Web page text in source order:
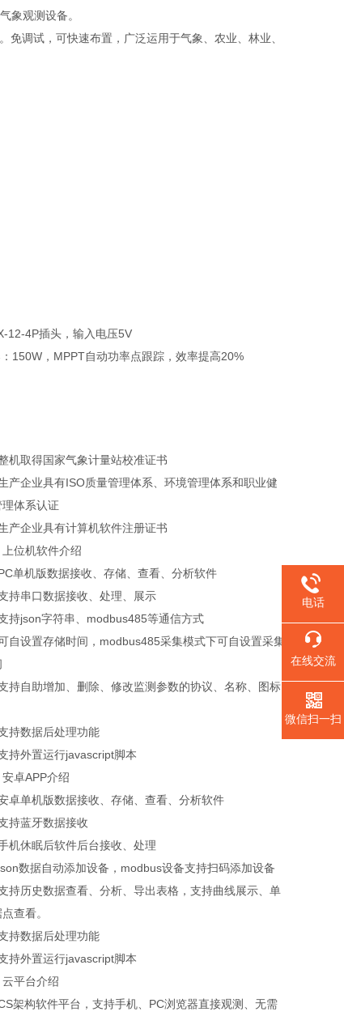
象观测设备。
调试，可快速布置，广泛运用于气象、农业、林业、
12-4P插头，输入电压5V
150W，MPPT自动功率点跟踪，效率提高20%
机取得国家气象计量站校准证书
产企业具有ISO质量管理体系、环境管理体系和职业健
理体系认证
产企业具有计算机软件注册证书
上位机软件介绍
单机版数据接收、存储、查看、分析软件
持串口数据接收、处理、展示
持json字符串、modbus485等通信方式
自设置存储时间，modbus485采集模式下可自设置采集
持自助增加、删除、修改监测参数的协议、名称、图标
持数据后处理功能
持外置运行javascript脚本
安卓APP介绍
卓单机版数据接收、存储、查看、分析软件
持蓝牙数据接收
机休眠后软件后台接收、处理
数据自动添加设备，modbus设备支持扫码添加设备
持历史数据查看、分析、导出表格，支持曲线展示、单
查看。
持数据后处理功能
持外置运行javascript脚本
平台介绍
架构软件平台，支持手机、PC浏览器直接观测、无需
电话
在线交流
微信扫一扫